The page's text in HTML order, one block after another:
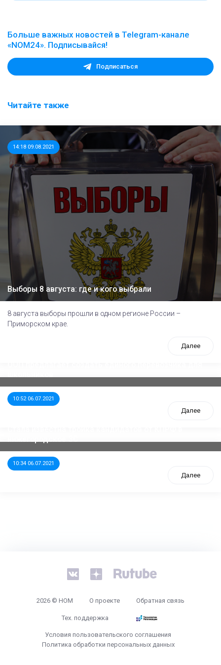
Больше важных новостей в Telegram-канале
«NOM24». Подписывайся!
Подписаться
Читайте также
14:18 09.08.2021
Выборы 8 августа: где и кого выбрали
8 августа выборы прошли в одном регионе России –
Приморском крае.
Далее
10:52 06.07.2021
Далее
10:34 06.07.2021
Далее
2026 © НОМ О проекте Обратная связь
Тех. поддержка
Условия пользовательского соглашения
Политика обработки персональных данных